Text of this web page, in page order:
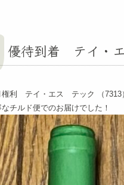
優待到着 テイ・
権利 テイ・エス テック （7313
チルド便でのお届けでした！